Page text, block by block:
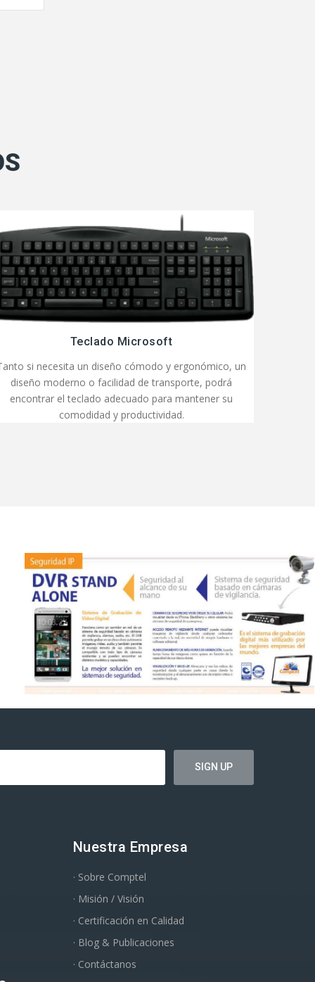
Teclado Microsoft
si necesita un diseño cómodo y ergonómico, un
diseño moderno o facilidad de transporte, podrá
encontrar el teclado adecuado para mantener su
comodidad y productividad.
Nuestra Empresa
· Sobre Comptel
· Misión / Visión
· Certificación en Calidad
· Blog & Publicaciones
· Contáctanos